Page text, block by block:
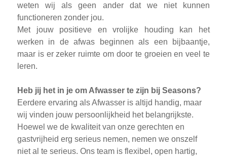
weten wij als geen ander dat we niet kunnen
functioneren zonder jou.
Met jouw positieve en vrolijke houding kan het
werken in de afwas beginnen als een bijbaantje,
maar is er zeker ruimte om door te groeien en veel te
leren.
Heb jij het in je om Afwasser te zijn bij Seasons?
Eerdere ervaring als Afwasser is altijd handig, maar
wij vinden jouw persoonlijkheid het belangrijkste.
Hoewel we de kwaliteit van onze gerechten en
gastvrijheid erg serieus nemen, nemen we onszelf
niet al te serieus. Ons team is flexibel, open hartig,